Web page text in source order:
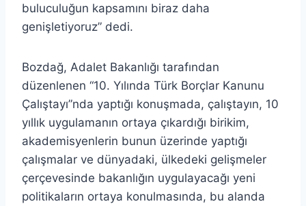
buluculuğun kapsamını biraz daha
genişletiyoruz” dedi.
Bozdağ, Adalet Bakanlığı tarafından
düzenlenen “10. Yılında Türk Borçlar Kanunu
Çalıştayı”nda yaptığı konuşmada, çalıştayın, 10
yıllık uygulamanın ortaya çıkardığı birikim,
akademisyenlerin bunun üzerinde yaptığı
çalışmalar ve dünyadaki, ülkedeki gelişmeler
çerçevesinde bakanlığın uygulayacağı yeni
politikaların ortaya konulmasında, bu alanda